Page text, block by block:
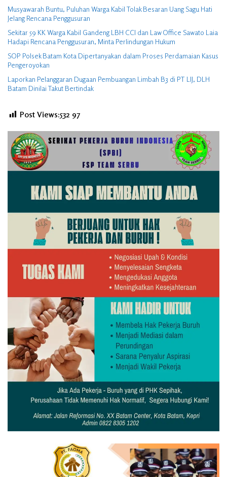
Musyawarah Buntu, Puluhan Warga Kabil Tolak Besaran Uang Sagu Hati
Jelang Rencana Penggusuran
Sekitar 59 KK Warga Kabil Gandeng LBH CCI dan Law Office Sawato Laia
Hadapi Rencana Penggusuran, Minta Perlindungan Hukum
SOP Polsek Batam Kota Dipertanyakan dalam Proses Perdamaian Kasus
Pengeroyokan
Laporkan Pelanggaran Dugaan Pembuangan Limbah B3 di PT LIJ, DLH
Batam Dinilai Takut Bertindak
Post Views:532 97